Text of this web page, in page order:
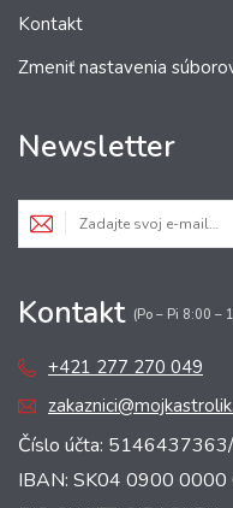
Kontakt
Zmeniť nastavenia
Newsletter
Kontakt (Po – Pi 8:00 –
+421 277 270 049
Číslo účta:
IBAN: SK04 0900